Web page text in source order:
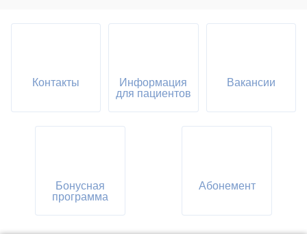
Контакты
Информация
для пациентов
Вакансии
Бонусная
программа
Абонемент